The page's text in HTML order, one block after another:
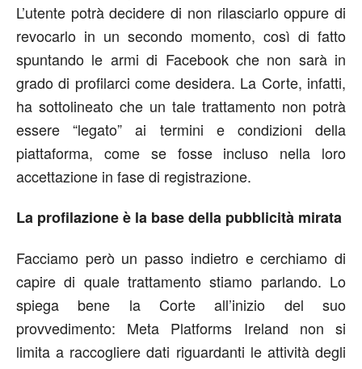
L’utente potrà decidere di non rilasciarlo oppure di
revocarlo in un secondo momento, così di fatto
spuntando le armi di Facebook che non sarà in
grado di profilarci come desidera. La Corte, infatti,
ha sottolineato che un tale trattamento non potrà
essere “legato” ai termini e condizioni della
piattaforma, come se fosse incluso nella loro
accettazione in fase di registrazione.
La profilazione è la base della pubblicità mirata
Facciamo però un passo indietro e cerchiamo di
capire di quale trattamento stiamo parlando. Lo
spiega bene la Corte all’inizio del suo
provvedimento: Meta Platforms Ireland non si
limita a raccogliere dati riguardanti le attività degli